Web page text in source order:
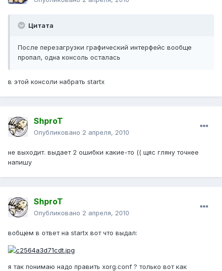
Цитата
После перезагрузки графический интерфейс вообще
пропал, одна консоль осталась
в этой консоли набрать startx
ShproT
Опубликовано 2 апреля, 2010
не выходит. выдает 2 ошибки какие-то (( щяс гляну точнее
напишу
ShproT
Опубликовано 2 апреля, 2010
вобщем в ответ на startx вот что выдал:
я так понимаю надо править xorg.conf ? только вот как